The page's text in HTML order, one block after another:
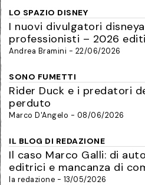
LO SPAZIO DISNEY
I nuovi divulgatori
professionisti – 2026
Andrea Bramini - 22/06/2026
SONO FUMETTI
Rider Duck e i predatori
perduto
Marco D'Angelo - 08/06/2026
IL BLOG DI REDAZIONE
Il caso Marco Galli: di
editrici e mancanza di
la redazione - 13/05/2026